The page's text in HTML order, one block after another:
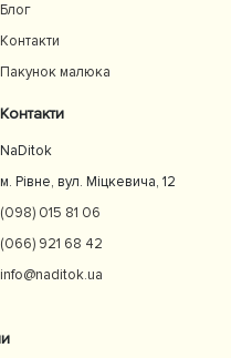
Блог
Контакти
Пакунок малюка
Контакти
NaDitok
м. Рівне, вул. Міцкевича, 12
(098) 015 81 06
(066) 921 68 42
info@naditok.ua